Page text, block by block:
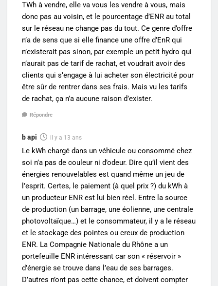
TWh à vendre, elle va vous les vendre à vous, mais
donc pas au voisin, et le pourcentage d’ENR au total
sur le réseau ne change pas du tout. Ce genre d’offre
n’a de sens que si elle finance une offre d’EnR qui
n’existerait pas sinon, par exemple un petit hydro qui
n’aurait pas de tarif de rachat, et voudrait avoir des
clients qui s’engage à lui acheter son électricité pour
être sûr de rentrer dans ses frais. Mais vu les tarifs
de rachat, ça n’a aucune raison d’exister.
Répondre
b api il y a 13 ans
Le kWh chargé dans un véhicule ou consommé chez
soi n’a pas de couleur ni d’odeur. Dire qu’il vient des
énergies renouvelables est quand même un jeu de
l’esprit. Certes, le paiement (à quel prix ?) du kWh à
un producteur ENR est lui bien réel. Entre la source
de production (un barrage, une éolienne, une centrale
photovoltaïque…) et le consommateur, il y a le réseau
et le stockage des pointes ou creux de production
ENR. La Compagnie Nationale du Rhône a un
portefeuille ENR intéressant car son « réservoir »
d’énergie se trouve dans l’eau de ses barrages.
D’autres n’ont pas cette chance, et doivent compter